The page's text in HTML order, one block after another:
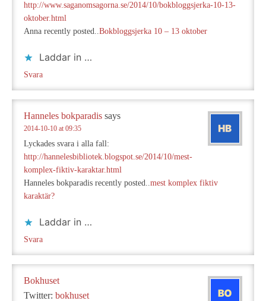
http://www.saganomsagorna.se/2014/10/bokbloggsjerka-10-13-
oktober.html
Anna recently posted..Bokbloggsjerka 10 – 13 oktober
Laddar in …
Svara
Hanneles bokparadis says
2014-10-10 at 09:35
Lyckades svara i alla fall:
http://hannelesbibliotek.blogspot.se/2014/10/mest-
komplex-fiktiv-karaktar.html
Hanneles bokparadis recently posted..mest komplex fiktiv
karaktär?
Laddar in …
Svara
Bokhuset
Twitter: bokhuset